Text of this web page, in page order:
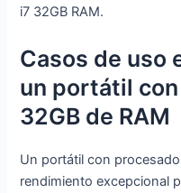
i7 32GB RAM.
Casos de uso
un portátil
32GB de RAM
Un portátil con
rendimiento excepcional